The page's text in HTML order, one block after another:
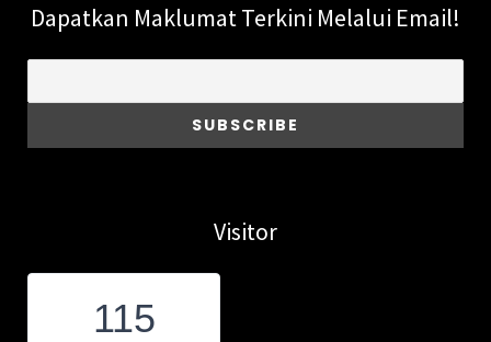
Dapatkan Maklumat Terkini Melalui Email!
Visitor
115